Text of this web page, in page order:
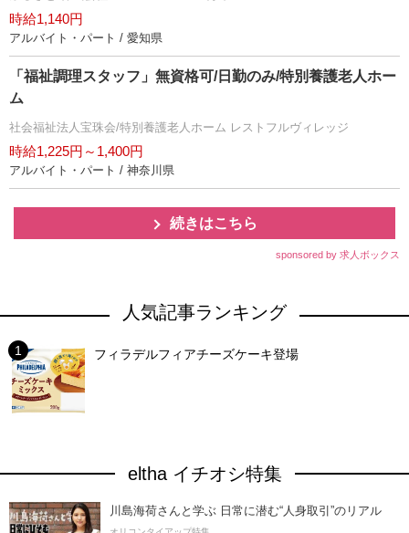
時給1,140円
アルバイト・パート / 愛知県
「福祉調理スタッフ」無資格可/日勤のみ/特別養護老人ホー
ム
社会福祉法人宝珠会/特別養護老人ホーム レストフルヴィレッジ
時給1,225円～1,400円
アルバイト・パート / 神奈川県
続きはこちら
sponsored by 求人ボックス
人気記事ランキング
フィラデルフィアチーズケーキ登場
eltha イチオシ特集
川島海荷さんと学ぶ 日常に潜む“人身取引”のリアル